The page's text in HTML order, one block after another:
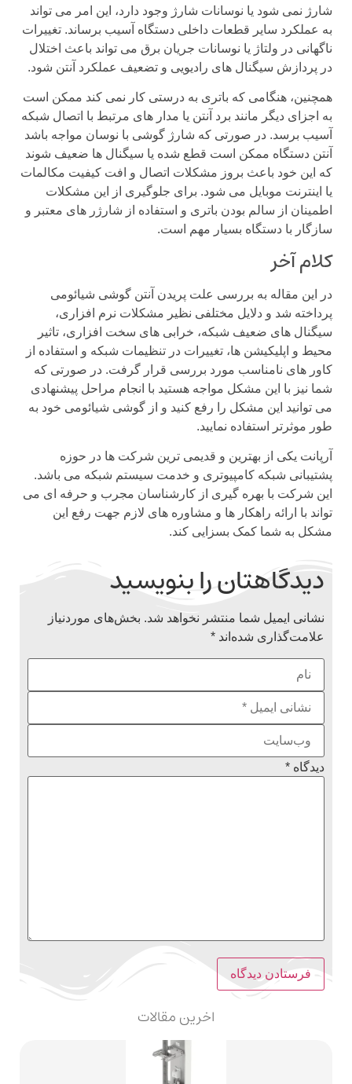
شارژ نمی شود یا نوسانات شارژ وجود دارد، این امر می تواند
به عملکرد سایر قطعات داخلی دستگاه آسیب برساند. تغییرات
ناگهانی در ولتاژ یا نوسانات جریان برق می تواند باعث اختلال
در پردازش سیگنال های رادیویی و تضعیف عملکرد آنتن شود.
همچنین، هنگامی که باتری به درستی کار نمی کند ممکن است
به اجزای دیگر مانند برد آنتن یا مدار های مرتبط با اتصال شبکه
آسیب برسد. در صورتی که شارژ گوشی با نوسان مواجه باشد
آنتن دستگاه ممکن است قطع شده یا سیگنال ها ضعیف شوند
که این خود باعث بروز مشکلات اتصال و افت کیفیت مکالمات
یا اینترنت موبایل می شود. برای جلوگیری از این مشکلات
اطمینان از سالم بودن باتری و استفاده از شارژر های معتبر و
سازگار با دستگاه بسیار مهم است.
کلام آخر
در این مقاله به بررسی علت پریدن آنتن گوشی شیائومی
پرداخته شد و دلایل مختلفی نظیر مشکلات نرم افزاری،
سیگنال های ضعیف شبکه، خرابی های سخت افزاری، تاثیر
محیط و اپلیکیشن ها، تغییرات در تنظیمات شبکه و استفاده از
کاور های نامناسب مورد بررسی قرار گرفت. در صورتی که
شما نیز با این مشکل مواجه هستید با انجام مراحل پیشنهادی
می توانید این مشکل را رفع کنید و از گوشی شیائومی خود به
طور موثرتر استفاده نمایید.
آرپانت یکی از بهترین و قدیمی ترین شرکت ها در حوزه
پشتیبانی شبکه کامپیوتری و خدمت سیستم شبکه می باشد.
این شرکت با بهره گیری از کارشناسان مجرب و حرفه ای می
تواند با ارائه راهکار ها و مشاوره های لازم جهت رفع این
مشکل به شما کمک بسزایی کند.
دیدگاهتان را بنویسید
نشانی ایمیل شما منتشر نخواهد شد. بخش‌های موردنیاز
علامت‌گذاری شده‌اند *
دیدگاه *
اخرین مقالات